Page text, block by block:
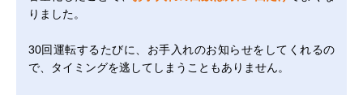
りました。
30回運転するたびに、お手入れのお知らせをしてくれるの
で、タイミングを逃してしまうこともありません。